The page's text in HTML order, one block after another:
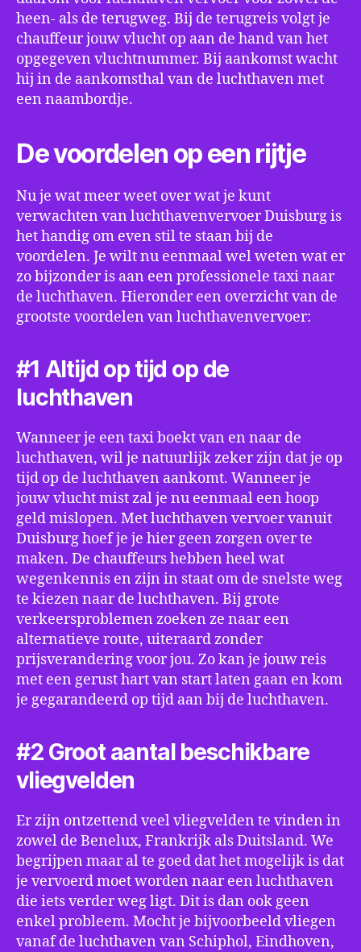
heen- als de terugweg. Bij de terugreis volgt je
chauffeur jouw vlucht op aan de hand van het
opgegeven vluchtnummer. Bij aankomst wacht
hij in de aankomsthal van de luchthaven met
een naambordje.
De voordelen op een rijtje
Nu je wat meer weet over wat je kunt
verwachten van luchthavenvervoer Duisburg is
het handig om even stil te staan bij de
voordelen. Je wilt nu eenmaal wel weten wat er
zo bijzonder is aan een professionele taxi naar
de luchthaven. Hieronder een overzicht van de
grootste voordelen van luchthavenvervoer:
#1 Altijd op tijd op de
luchthaven
Wanneer je een taxi boekt van en naar de
luchthaven, wil je natuurlijk zeker zijn dat je op
tijd op de luchthaven aankomt. Wanneer je
jouw vlucht mist zal je nu eenmaal een hoop
geld mislopen. Met luchthaven vervoer vanuit
Duisburg hoef je je hier geen zorgen over te
maken. De chauffeurs hebben heel wat
wegenkennis en zijn in staat om de snelste weg
te kiezen naar de luchthaven. Bij grote
verkeersproblemen zoeken ze naar een
alternatieve route, uiteraard zonder
prijsverandering voor jou. Zo kan je jouw reis
met een gerust hart van start laten gaan en kom
je gegarandeerd op tijd aan bij de luchthaven.
#2 Groot aantal beschikbare
vliegvelden
Er zijn ontzettend veel vliegvelden te vinden in
zowel de Benelux, Frankrijk als Duitsland. We
begrijpen maar al te goed dat het mogelijk is dat
je vervoerd moet worden naar een luchthaven
die iets verder weg ligt. Dit is dan ook geen
enkel probleem. Mocht je bijvoorbeeld vliegen
vanaf de luchthaven van Schiphol, Eindhoven,